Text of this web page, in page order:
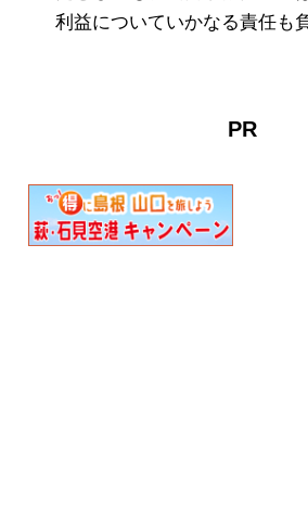
利益についていかなる責任も
PR